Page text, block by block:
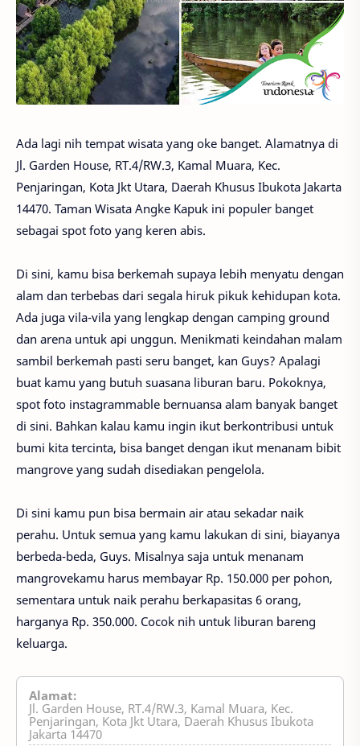
Ada lagi nih tempat wisata yang oke banget. Alamatnya di
Jl. Garden House, RT.4/RW.3, Kamal Muara, Kec.
Penjaringan, Kota Jkt Utara, Daerah Khusus Ibukota Jakarta
14470. Taman Wisata Angke Kapuk ini populer banget
sebagai spot foto yang keren abis.
Di sini, kamu bisa berkemah supaya lebih menyatu dengan
alam dan terbebas dari segala hiruk pikuk kehidupan kota.
Ada juga vila-vila yang lengkap dengan camping ground
dan arena untuk api unggun. Menikmati keindahan malam
sambil berkemah pasti seru banget, kan Guys? Apalagi
buat kamu yang butuh suasana liburan baru. Pokoknya,
spot foto instagrammable bernuansa alam banyak banget
di sini. Bahkan kalau kamu ingin ikut berkontribusi untuk
bumi kita tercinta, bisa banget dengan ikut menanam bibit
mangrove yang sudah disediakan pengelola.
Di sini kamu pun bisa bermain air atau sekadar naik
perahu. Untuk semua yang kamu lakukan di sini, biayanya
berbeda-beda, Guys. Misalnya saja untuk menanam
mangrovekamu harus membayar Rp. 150.000 per pohon,
sementara untuk naik perahu berkapasitas 6 orang,
harganya Rp. 350.000. Cocok nih untuk liburan bareng
keluarga.
Alamat:
Jl. Garden House, RT.4/RW.3, Kamal Muara, Kec.
Penjaringan, Kota Jkt Utara, Daerah Khusus Ibukota
Jakarta 14470